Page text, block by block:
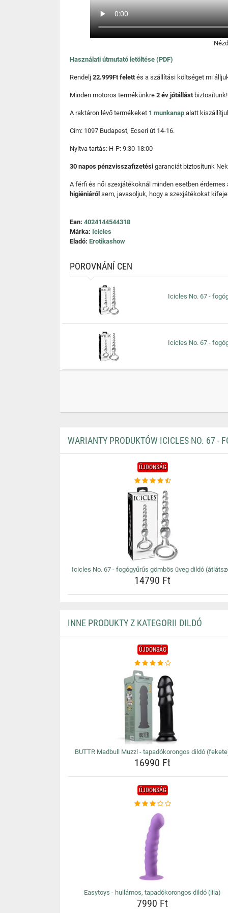
Használati útmutató letöltése (PDF)
Rendelj 22.999Ft felettés a szállítási költséget mi
Minden motoros termékünkre 2 év jótállást biztosítunk!
A raktáron lévő termékeket 1 munkanap alatt
Cím: 1097 Budapest, Ecseri út 14-16.
Nyitva tartás: H-P: 9:30-18:00
30 napos pénzvisszafizetési garanciát biztosítunk
A férfi és női szexjátékoknál minden esetben érdemes
higiéniáról sem, javasoljuk, hogy a szexjátékokat
Ean: 4024144544318
Márka: Icicles
Eladó: Erotikashow
POROVNÁNÍ CEN
Icicles No. 67 -
Icicles No. 67 -
WARIANTY PRODUKTÓW ICICLES NO. 67 -
ÚJDONSÁG
Icicles No. 67 - fogógyűrűs gömbös üveg dildó
14790 Ft
INNE PRODUKTY Z KATEGORII DILDÓ
ÚJDONSÁG
BUTTR Madbull Muzzl - tapadókorongos dildó
16990 Ft
ÚJDONSÁG
Easytoys - hullámos, tapadókorongos dildó (lila)
7990 Ft